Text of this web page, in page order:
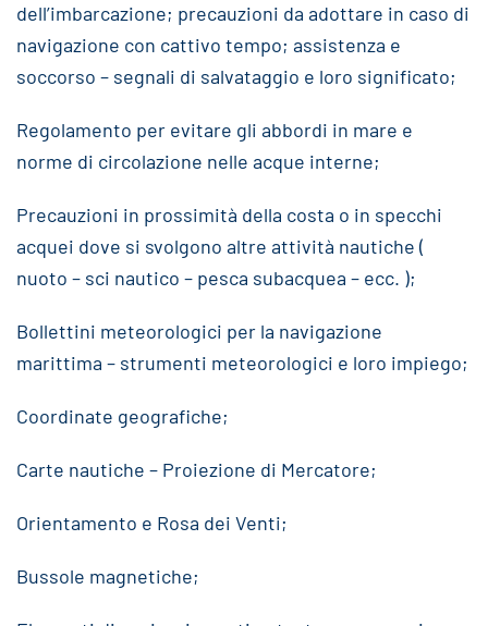
dell’imbarcazione; precauzioni da adottare in caso di
navigazione con cattivo tempo; assistenza e
soccorso – segnali di salvataggio e loro significato;
Regolamento per evitare gli abbordi in mare e
norme di circolazione nelle acque interne;
Precauzioni in prossimità della costa o in specchi
acquei dove si svolgono altre attività nautiche (
nuoto – sci nautico – pesca subacquea – ecc. );
Bollettini meteorologici per la navigazione
marittima – strumenti meteorologici e loro impiego;
Coordinate geografiche;
Carte nautiche – Proiezione di Mercatore;
Orientamento e Rosa dei Venti;
Bussole magnetiche;